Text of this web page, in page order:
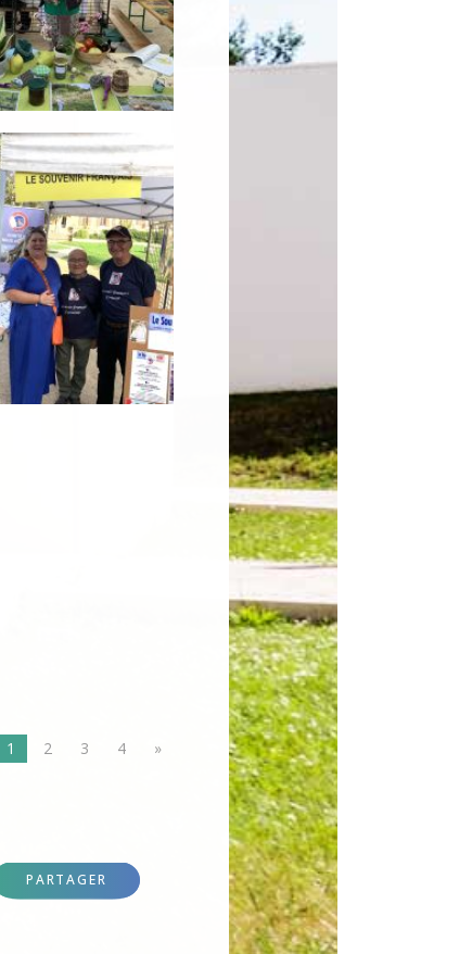
1 2 3 4 »
PARTAGER